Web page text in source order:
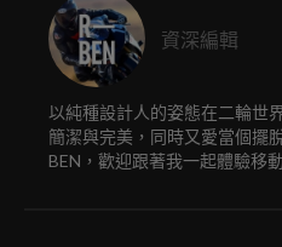
資深編輯
以純種設計人的姿態在二輪世
簡潔與完美，同時又愛當個擺
BEN，歡迎跟著我一起體驗移